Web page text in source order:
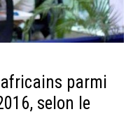
parmi
selon le